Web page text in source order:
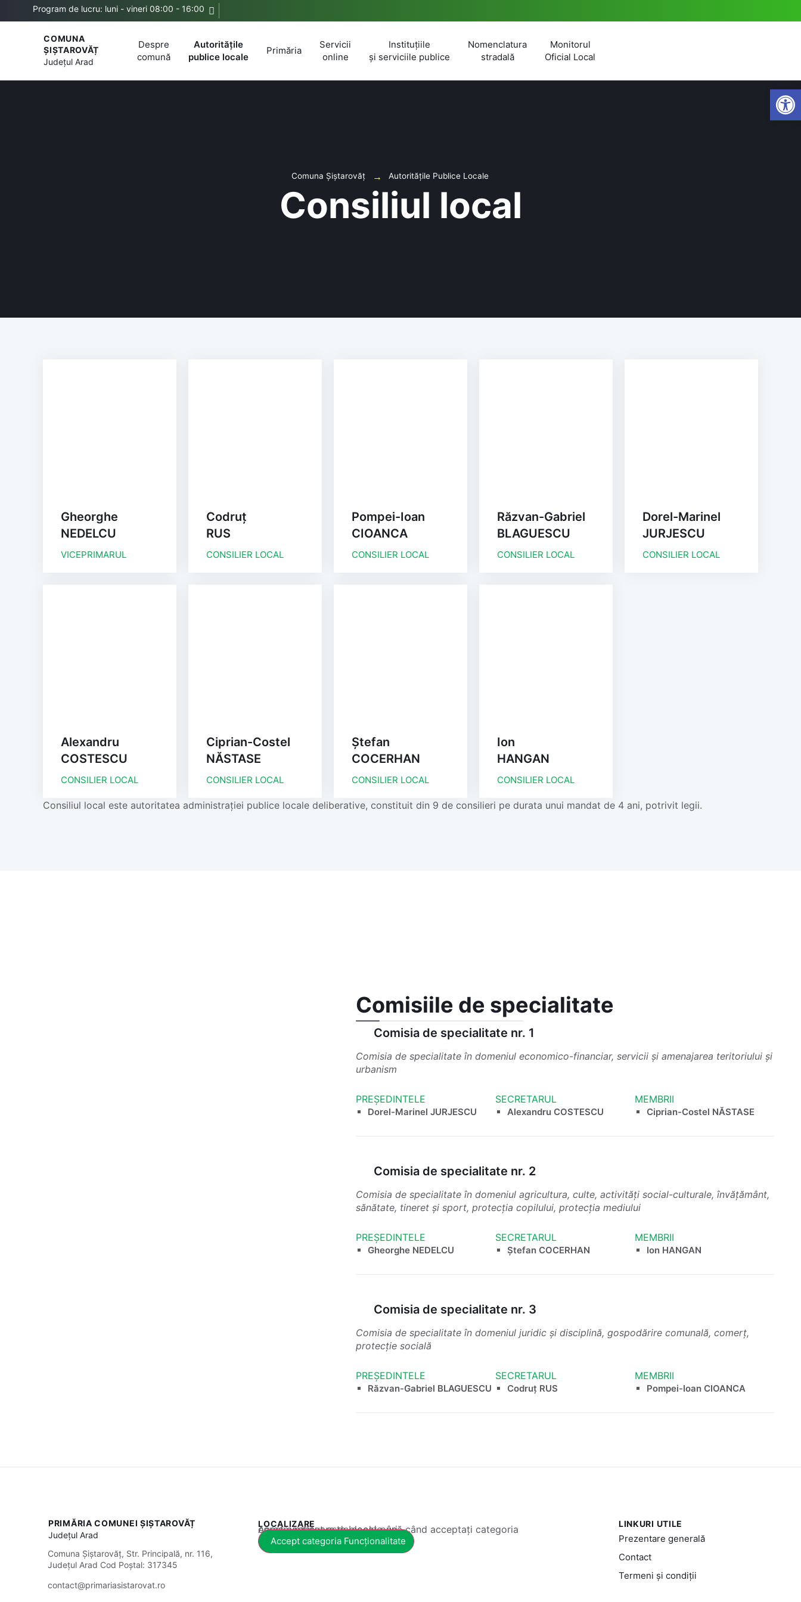
Program de lucru: luni - vineri 08:00 - 16:00
COMUNA
ȘIȘTAROVĂȚ
JudețulArad
Despre
comună
Autoritățile
publice locale
Primăria
Servicii
online
Instituțiile
și serviciile publice
Nomenclatura
stradală
Monitorul
Oficial Local
Comuna Șiștarovăț Autoritățile Publice Locale
Consiliul local
Gheorghe
NEDELCU
VICEPRIMARUL
Codruț
RUS
CONSILIER LOCAL
Pompei-Ioan
CIOANCA
CONSILIER LOCAL
Răzvan-Gabriel
BLAGUESCU
CONSILIER LOCAL
Dorel-Marinel
JURJESCU
CONSILIER LOCAL
Alexandru
COSTESCU
CONSILIER LOCAL
Ciprian-Costel
NĂSTASE
CONSILIER LOCAL
Ștefan
COCERHAN
CONSILIER LOCAL
Ion
HANGAN
CONSILIER LOCAL
Consiliul local este autoritatea administrației publice locale deliberative, constituit din 9 de consilieri pe durata unui mandat de 4 ani, potrivit legii.
Comisiile de specialitate
Comisia de specialitate nr. 1
Comisia de specialitate în domeniul economico-financiar, servicii și amenajarea teritoriului și
urbanism
PREȘEDINTELE
Dorel-Marinel JURJESCU
SECRETARUL
Alexandru COSTESCU
MEMBRII
Ciprian-Costel NĂSTASE
Comisia de specialitate nr. 2
Comisia de specialitate în domeniul agricultura, culte, activități social-culturale, învățământ,
sănătate, tineret și sport, protecția copilului, protecția mediului
PREȘEDINTELE
Gheorghe NEDELCU
SECRETARUL
Ștefan COCERHAN
MEMBRII
Ion HANGAN
Comisia de specialitate nr. 3
Comisia de specialitate în domeniul juridic și disciplină, gospodărire comunală, comerț,
protecție socială
PREȘEDINTELE
Răzvan-Gabriel BLAGUESCU
SECRETARUL
Codruț RUS
MEMBRII
Pompei-Ioan CIOANCA
PRIMĂRIA COMUNEI ȘIȘTAROVĂȚ
JudețulArad
Comuna Șiștarovăț, Str. Principală, nr. 116,
Județul Arad Cod Poștal: 317345
contact@primariasistarovat.ro
LOCALIZARE
Acest conținut este blocat până când acceptați categoria corespunzătoare de cookie-uri.
Accept categoria Funcționalitate
LINKURI UTILE
Prezentare generală
Contact
Termeni și condiții